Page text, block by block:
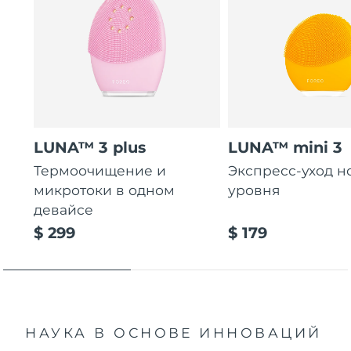
LUNA™ 3 plus
Термоочищение и
микротоки в одном
девайсе
$ 299
LUNA™ mini 3
Экспресс-уход
уровня
$ 179
НАУКА В ОСНОВЕ ИННОВАЦИЙ